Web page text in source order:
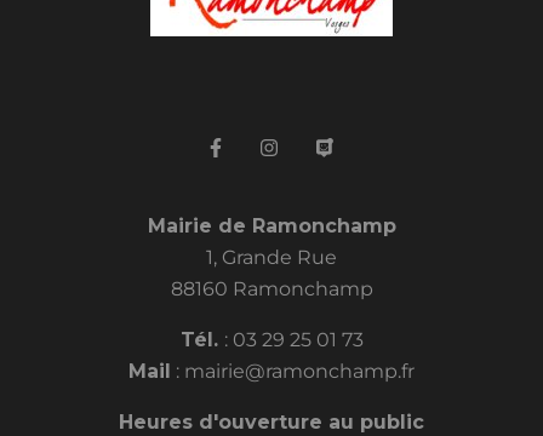
Mairie de Ramonchamp
1, Grande Rue
88160 Ramonchamp
Tél. : 03 29 25 01 73
Mail : mairie@ramonchamp.fr
Heures d'ouverture au public